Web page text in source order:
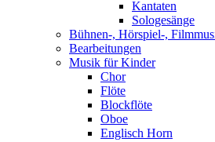
Kantaten
Sologesänge
Bühnen-, Hörspiel-,
Bearbeitungen
Musik für Kinder
Chor
Flöte
Blockflöte
Oboe
Englisch Horn